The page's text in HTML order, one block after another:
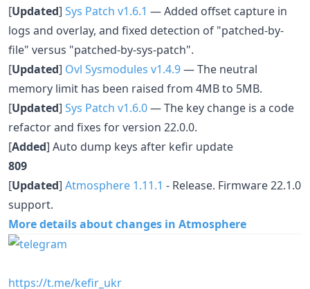
[Updated] Sys Patch v1.6.1 — Added offset capture in
logs and overlay, and fixed detection of "patched-by-
file" versus "patched-by-sys-patch".
[Updated] Ovl Sysmodules v1.4.9— The neutral
memory limit has been raised from 4MB to 5MB.
[Updated] Sys Patch v1.6.0— The key change is a code
refactor and fixes for version 22.0.0.
[Added] Auto dump keys after kefir update
809
[Updated] Atmosphere 1.11.1 - Release. Firmware 22.1.0
support.
More details about changes in Atmosphere
https://t.me/kefir_ukr